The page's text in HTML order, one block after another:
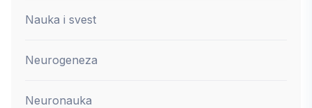
Nauka i svest
Neurogeneza
Neuronauka